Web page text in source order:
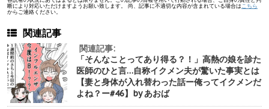
断により対応いただけますようお願い致します。 尚、記事に不適切な内容が含まれている場合はこちら
からご連絡ください。
関連記事
関連記事:
「そんなことってあり得る？！」高熱の娘を診た
医師のひと言…自称イクメン夫が驚いた事実とは
【妻と身体が入れ替わった話ー俺ってイクメンだ
よね？ー#46】by あおば